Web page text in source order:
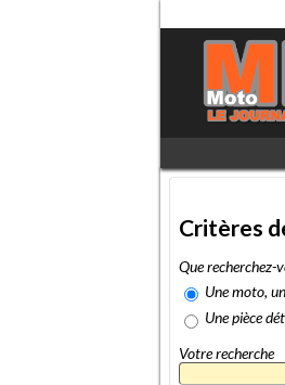
Critères
Que recherchez-
Une moto,
Une pièce
Votre recherche